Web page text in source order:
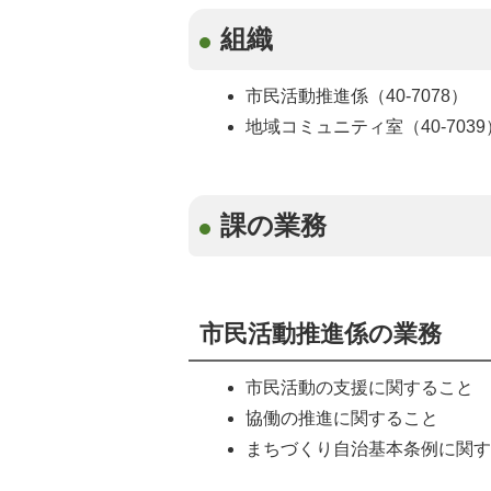
組織
市民活動推進係（40-7078）
地域コミュニティ室（40-7039
課の業務
市民活動推進係の業務
市民活動の支援に関すること
協働の推進に関すること
まちづくり自治基本条例に関